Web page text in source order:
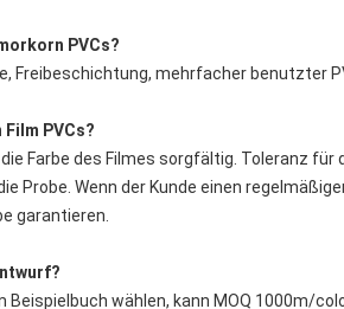
PVCs?
Freibeschichtung, mehrfacher benutzter
PVCs?
Farbe des Filmes sorgfältig. Toleranz für
Probe. Wenn der Kunde einen
garantieren.
Beispielbuch wählen, kann MOQ 1000m/